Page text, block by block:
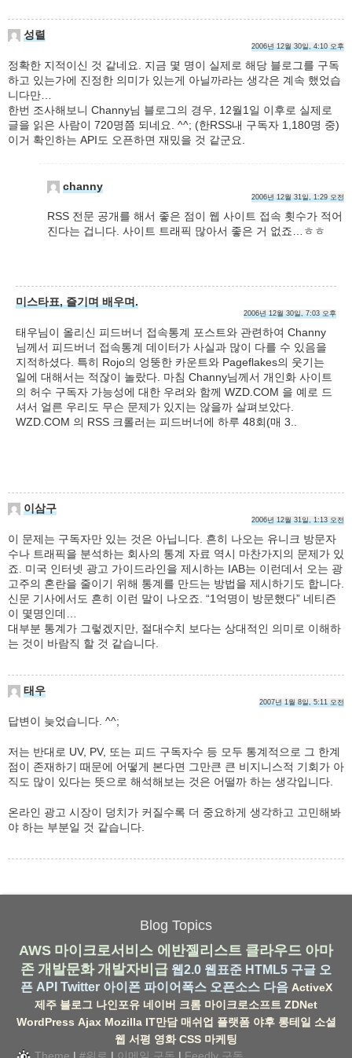
성렬
2006년 12월 30일, 4:10 오후
정확한 지적이신 것 같네요. 지금 몇 명이 실제로 해당 블로그를 구독
하고 있는가에 진정한 의미가 있는게 아닐까라는 생각은 계속 했었습
니다만…
한번 조사해보니 Channy님 블로그의 경우, 12월1일 이후로 실제로
글을 읽은 사람이 720명쯤 되네요. ^^; (한RSS내 구독자 1,180명 중)
이거 확인하는 API도 오픈하면 재밌을 것 같군요.
channy
2006년 12월 31일, 1:29 오전
RSS 전문 공개를 해서 좋은 점이 웹 사이트 접속 횟수가 적어
진다는 겁니다. 사이트 트래픽 많아서 좋은 거 없죠…ㅎㅎ
미스타표, 즐기며 배우며.
2006년 12월 30일, 7:03 오후
태우님이 올리신 피드버너 접속통계 포스트와 관련하여 Channy
님께서 피드버너 접속통계 데이터가 사실과 많이 다를 수 있음을
지적하셨다. 특히 Rojo의 엉뚱한 카운트와 Pageflakes의 웃기는
일에 대해서는 적잖이 놀랐다. 마침 Channy님께서 개인화 사이트
의 허수 구독자 가능성에 대한 우려와 함께 WZD.COM 을 예로 드
셔서 얼른 우리도 무슨 문제가 있지는 않을까 살펴보았다.
WZD.COM 의 RSS 크롤러는 피드버너에 하루 48회(매 3..
이삼구
2006년 12월 31일, 1:13 오전
이 문제는 구독자만 있는 것은 아닙니다. 흔히 나오는 유니크 방문자
수나 트래픽을 분석하는 회사의 통계 자료 역시 마찬가지의 문제가 있
죠. 미국 인터넷 광고 가이드라인을 제시하는 IAB는 이런데서 오는 광
고주의 혼란을 줄이기 위해 통계를 만드는 방법을 제시하기도 합니다.
신문 기사에서도 흔히 이런 말이 나오죠. “1억명이 방문했다” 네티즌
이 몇명인데…
대부분 통계가 그렇겠지만, 절대수치 보다는 상대적인 의미로 이해하
는 것이 바람직 할 것 같습니다.
태우
2007년 1월 8일, 5:11 오전
답변이 늦었습니다. ^^;
저는 반대로 UV, PV, 또는 피드 구독자수 등 모두 통계적으로 그 한계
점이 존재하기 때문에 어떻게 본다면 그만큰 큰 비지니스적 기회가 아
직도 많이 있다는 뜻으로 해석해보는 것은 어떨까 하는 생각입니다.
온라인 광고 시장이 덩치가 커질수록 더 중요하게 생각하고 고민해봐
야 하는 부분일 것 같습니다.
Blog Topics
AWS 마이크로서비스 에반젤리스트 클라우드 아마
존 개발문화 개발자비급 웹2.0 웹표준 HTML5 구글 오
픈 API Twitter 아이폰 파이어폭스 오픈소스 다음 ActiveX
제주 블로그 나인포유 네이버 크롬 마이크로소프트 ZDNet
WordPress Ajax Mozilla IT만담 매쉬업 플랫폼 야후 롱테일 소셜
웹 서평 영화 CSS 마케팅